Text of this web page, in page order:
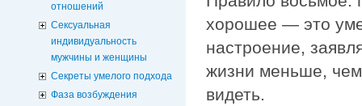
отношений
Сексуальная
индивидуальность
мужчины и женщины
Секреты умелого подхода
Фаза возбуждения
хорошее — это
настроение,
жизни меньше, чем
видеть.